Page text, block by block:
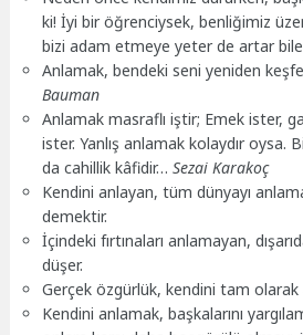
ki! İyi bir öğrenciysek, benliğimiz
bizi adam etmeye yeter de artar
Anlamak, bendeki seni yeniden
Bauman
Anlamak masraflı iştir; Emek ister,
ister. Yanlış anlamak kolaydır oysa.
da cahillik kâfidir…Sezai Karakoç
Kendini anlayan, tüm dünyayı
demektir.
İçindeki fırtınaları anlamayan,
düşer.
Gerçek özgürlük, kendini tam olarak
Kendini anlamak, başkalarını